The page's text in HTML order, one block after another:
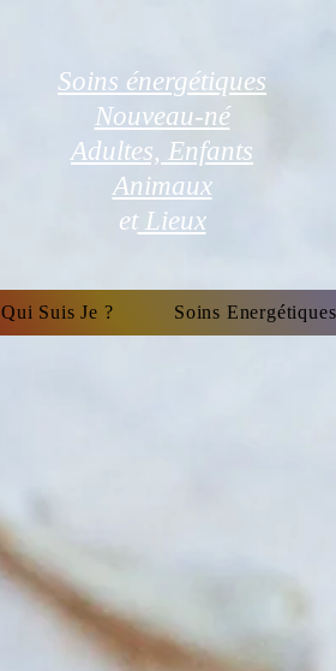
Soins énergétiques
Nouveau-né
Adultes, Enfants
Animaux
etLieux
Qui Suis Je ? Soins Energétiques